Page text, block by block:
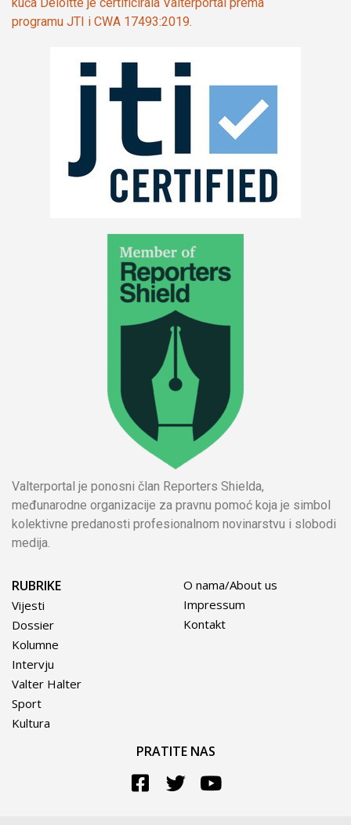
programu JTI i CWA 17493:2019.
Valterportal je ponosni član Reporters Shielda,
međunarodne organizacije za pravnu pomoć koja je simbol
kolektivne predanosti profesionalnom novinarstvu i slobodi
medija.
RUBRIKE
Vijesti
Dossier
Kolumne
Intervju
Valter Halter
Sport
Kultura
O nama/About us
Impressum
Kontakt
PRATITE NAS